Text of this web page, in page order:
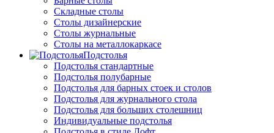
Складные столы
Столы дизайнерские
Столы журнальные
Столы на металлокаркасе
Подстолья
Подстолья стандартные
Подстолья полубарные
Подстолья для барных стоек и столов
Подстолья для журнального стола
Подстолья для больших столешниц
Индивидуальные подстолья